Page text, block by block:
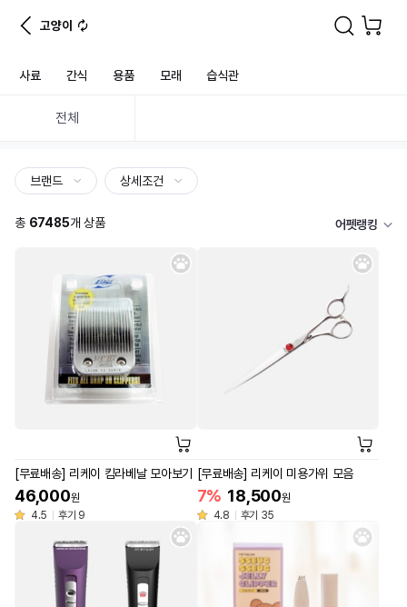
고양이
사료 간식 용품 모래 습식관
전체
브랜드 상세조건
총 67485개 상품 어펫랭킹
[무료배송] 리케이 킴라베날 모아보기
46,000원
4.5
후기 9
[무료배송] 리케이 미용가위 모음
7% 18,500원
4.8
후기 35